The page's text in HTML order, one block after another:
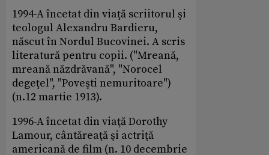
1994-A încetat din viaţă scriitorul şi
teologul Alexandru Bardieru,
născut în Nordul Bucovinei. A scris
literatură pentru copii. ("Mreană,
mreană năzdrăvană", "Norocel
degeţel", "Poveşti nemuritoare")
(n.12 martie 1913).
1996-A încetat din viaţă Dorothy
Lamour, cântăreaţă şi actriţă
americană de film (n. 10 decembrie